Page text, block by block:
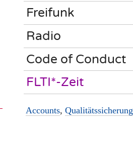
Freifunk
Radio
Code of Conduct
FLTI*-Zeit
Accounts, Qualitätssicherung